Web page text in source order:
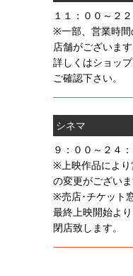
１１：００～２
※一部、営業時間
店舗がございます
詳しくはショッ
ご確認下さい。
シネマ
９：００～２４
※上映作品により
の変更がございま
※売店･チケット窓
最終上映開始よ
閉店致します。